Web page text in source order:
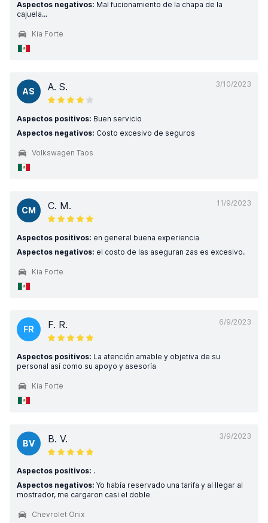
Aspectos negativos: Mal fucionamiento de la chapa de la
cajuela...
Kia Forte
3/10/2023
AS A. S.
Aspectos positivos: Buen servicio
Aspectos negativos: Costo excesivo de seguros
Volkswagen Taos
11/9/2023
CM C. M.
Aspectos positivos: en general buena experiencia
Aspectos negativos: el costo de las aseguran zas es excesivo.
Kia Forte
6/9/2023
FR F. R.
Aspectos positivos: La atención amable y objetiva de su
personal así como su apoyo y asesoría
Kia Forte
3/9/2023
BV B. V.
Aspectos positivos: .
Aspectos negativos: Yo había reservado una tarifa y al llegar al
mostrador, me cargaron casi el doble
Chevrolet Onix